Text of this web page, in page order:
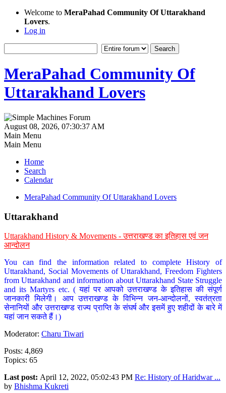
Welcome to MeraPahad Community Of Uttarakhand
Lovers.
Log in
MeraPahad Community Of
Uttarakhand Lovers
August 08, 2026, 07:30:37 AM
Main Menu
Main Menu
Home
Search
Calendar
MeraPahad Community Of Uttarakhand Lovers
Uttarakhand
Uttarakhand History & Movements - उत्तराखण्ड का इतिहास एवं जन
आन्दोलन
You can find the information related to complete History of
Uttarakhand, Social Movements of Uttarakhand, Freedom Fighters
from Uttarakhand and information about Uttarakhand State Struggle
and its Martyrs etc. ( यहां पर आपको उत्तराखण्ड के इतिहास की संपूर्ण
जानकारी मिलेगी। आप उत्तराखण्ड के विभिन्न जन-आन्दोलनों, स्वतंत्रता
सेनानियों और उत्तराखण्ड राज्य प्राप्ति के संघर्ष और इसमें हुए शहीदों के बारे में
यहां जान सकते हैं।)
Moderator: Charu Tiwari
Posts: 4,869
Topics: 65
Last post: April 12, 2022, 05:02:43 PM Re: History of Haridwar ...
by Bhishma Kukreti